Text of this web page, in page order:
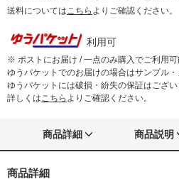
送料についてはこちら よりご確認ください。
利用可
※ ポストにお届け / 一点のみ購入でご利用可
ゆうパケットでのお届けの場合はサンプル
ゆうパケットには破損・紛失の保証はござい
詳しくはこちら よりご確認ください。
商品詳細 商品説明
商品詳細